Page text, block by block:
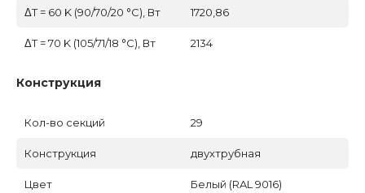
ΔT = 60 K (90/70/20 °C), Вт 1720,86
ΔT = 70 K (105/71/18 °C), Вт 2134
Конструкция
Кол-во секций 29
Конструкция двухтрубная
Цвет Белый (RAL 9016)